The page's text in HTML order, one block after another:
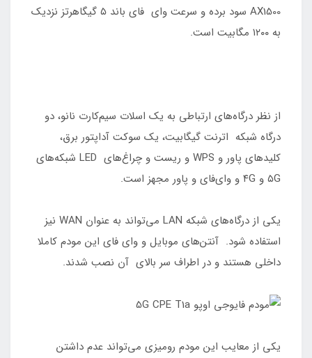
AX1500 سود برده و سرعت وای فای باند ۵ گیگاهرتز نزدیک
به ۱۲۰۰ مگابیت است.
از نظر درگاه‌های ارتباطی به یک اسلات سیم‌کارت نانو، دو
درگاه شبکه اترنت گیگابیت، یک سوکت آداپتور برق،
کلیدهای پاور و WPS و ریست و چراغ‌های LED شبکه‌های
۵G و ۴G و وای‌فای و پاور مجهز است.
یکی از درگاه‌های شبکه LAN می‌تواند به عنوان WAN نیز
استفاده شود. آنتن‌های موبایل و وای فای این مودم کاملا
داخلی هستند و در اطراف سر بالای آن نصب شدند.
یکی از معایب این مودم رومیزی می‌تواند عدم داشتن